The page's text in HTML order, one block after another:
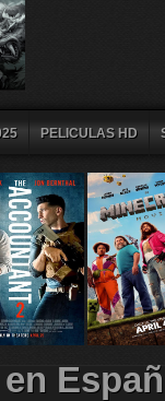
PELICULAS HD